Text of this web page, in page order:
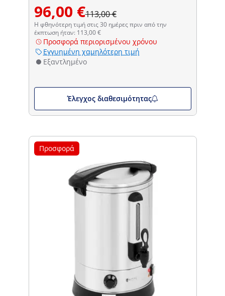
96,00 €113,00 €
Η φθηνότερη τιμή στις 30 ημέρες πριν από την
έκπτωση ήταν: 113,00 €
Προσφορά περιορισμένου χρόνου
Εγγυημένη χαμηλότερη τιμή
Εξαντλημένο
Έλεγχος διαθεσιμότητας
Προσφορά